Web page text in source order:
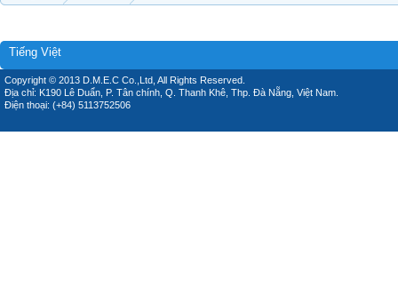
Tiếng Việt
Copyright © 2013 D.M.E.C Co.,Ltd, All Rights Reserved.
Địa chỉ: K190 Lê Duẩn, P. Tân chính, Q. Thanh Khê, Thp. Đà Nẵng, Việt Nam.
Điện thoại: (+84) 5113752506